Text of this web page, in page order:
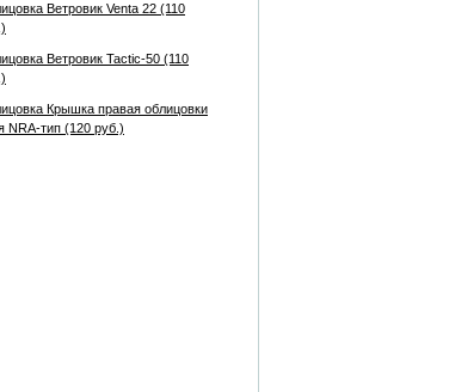
Ветровик Venta 22 (110
Ветровик Tactic-50 (110
Крышка правая облицовки
NRA-тип (120 руб.)